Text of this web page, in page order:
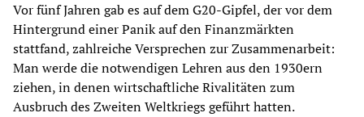
Vor fünf Jahren gab es auf dem G20-Gipfel, der vor dem
Hintergrund einer Panik auf den Finanzmärkten
stattfand, zahlreiche Versprechen zur Zusammenarbeit:
Man werde die notwendigen Lehren aus den 1930ern
ziehen, in denen wirtschaftliche Rivalitäten zum
Ausbruch des Zweiten Weltkriegs geführt hatten.